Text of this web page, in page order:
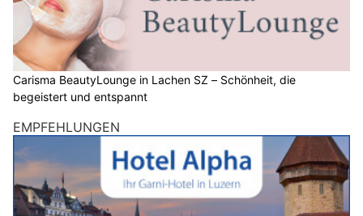
Carisma BeautyLounge in Lachen SZ – Schönheit, die
begeistert und entspannt
EMPFEHLUNGEN